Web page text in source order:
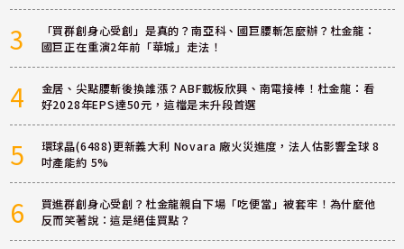
3
「買群創身心受創」是真的？南亞科、國巨腰斬怎麼辦？杜金龍：
國巨正在重演2年前「華城」走法！
4
金居、尖點腰斬後換誰漲？ABF載板欣興、南電接棒！杜金龍：看
好2028年EPS達50元，這檔是末升段首選
5
環球晶(6488)更新義大利 Novara 廠火災進度，法人估影響全球 8
吋產能約 5%
6
買進群創身心受創？杜金龍親自下場「吃便當」被套牢！為什麼他
反而笑著說：這是絕佳買點？